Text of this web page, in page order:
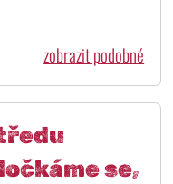
zobrazit podobné
se,